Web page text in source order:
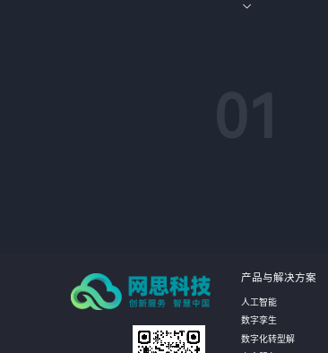
产品与解决方案
人工智能
数字孪生
数字化转型解